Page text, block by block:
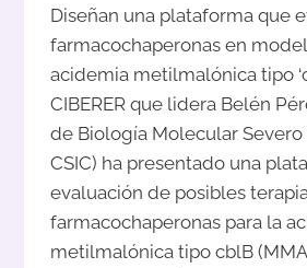
Diseñan una plataforma que
farmacochaperonas en
acidemia metilmalónica tipo
CIBERER que lidera Belén
de Biología Molecular Severo
CSIC) ha presentado una
evaluación de posibles
farmacochaperonas para la
metilmalónica tipo cblB